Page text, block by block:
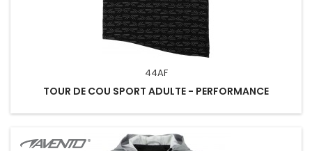
44AF
TOUR DE COU SPORT ADULTE - PERFORMANCE